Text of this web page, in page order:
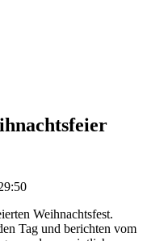
Weihnachtsfest.
Tag und berichten vom